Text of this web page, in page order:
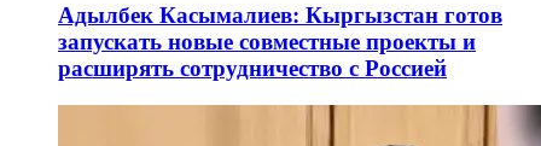
Адылбек Касымалиев: Кыргызстан готов
запускать новые совместные проекты и
расширять сотрудничество с Россией